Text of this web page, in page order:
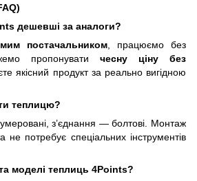
дешевші за аналоги?
постачальником, працюємо без
пропонувати чесну ціну без
якісний продукт за реально вигідною
теплицю?
з’єднання — болтові. Монтаж
не потребує спеціальних інструментів
моделі теплиць 4Points?